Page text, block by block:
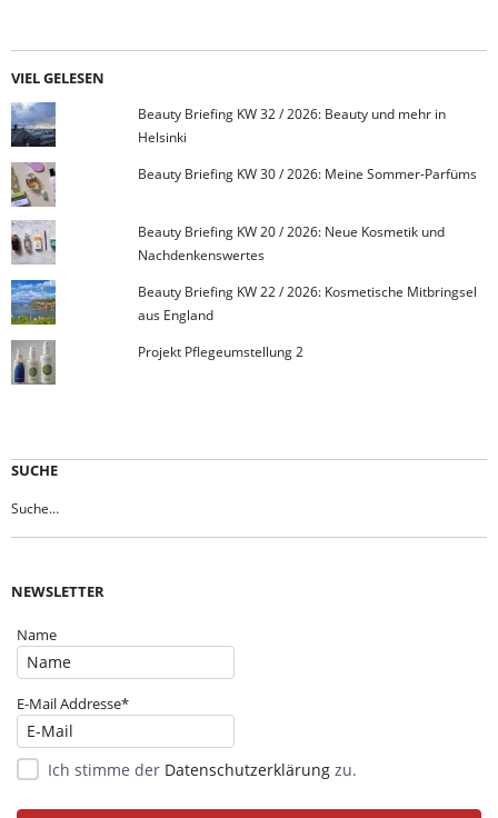
VIEL GELESEN
Beauty Briefing KW 32 / 2026: Beauty und mehr in
Helsinki
Beauty Briefing KW 30 / 2026: Meine Sommer-Parfüms
Beauty Briefing KW 20 / 2026: Neue Kosmetik und
Nachdenkenswertes
Beauty Briefing KW 22 / 2026: Kosmetische Mitbringsel
aus England
Projekt Pflegeumstellung 2
SUCHE
NEWSLETTER
Name
E-Mail Addresse*
Ich stimme der Datenschutzerklärung zu.